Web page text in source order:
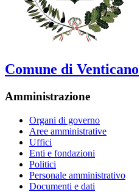
Comune di Venticano
Amministrazione
Organi di governo
Aree amministrative
Uffici
Enti e fondazioni
Politici
Personale amministrativo
Documenti e dati